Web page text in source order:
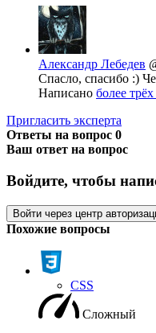
Александр Лебедев
Спасло, спасибо :)
Написано более
Пригласить эксперта
Ответы на вопрос 0
Ваш ответ на вопрос
Войдите, чтобы
Войти через центр
Похожие вопросы
CSS
Сложный